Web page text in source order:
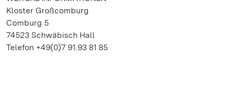
Kloster Großcomburg
Comburg 5
74523 Schwäbisch Hall
Telefon +49(0)7 91.93 81 85